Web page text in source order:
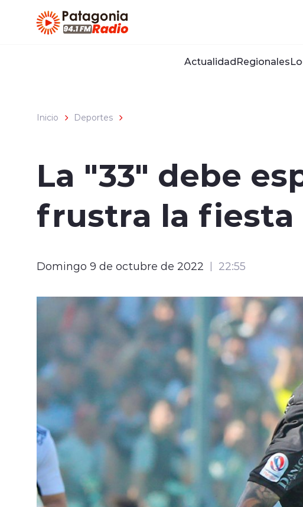
ActualidadRegionales
Inicio Deportes
La "33" debe
frustra la fiesta
Domingo 9 de octubre de 2022 22:55